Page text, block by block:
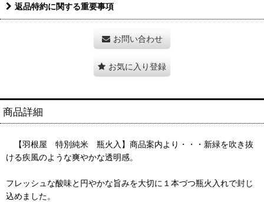
返品特約に関する重要事項
お問い合わせ
お気に入り登録
商品詳細
【羽根屋 特別純米 瓶火入】商品案内より・・・新緑を吹き抜
ける疾風のような爽やかな透明感。
フレッシュな酸味と円やかな旨みを大切に１本づつ瓶火入れで封じ
込めました。